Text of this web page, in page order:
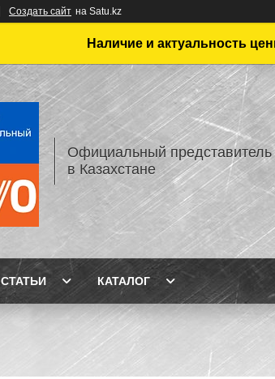
Создать сайт на Satu.kz
Наличие и актуальность
Официальный
в Казахстане
СТАТЬИ КАТАЛОГ